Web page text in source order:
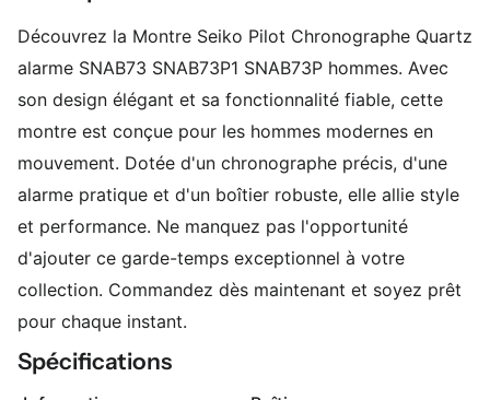
Découvrez la Montre Seiko Pilot Chronographe Quartz
alarme SNAB73 SNAB73P1 SNAB73P hommes. Avec
son design élégant et sa fonctionnalité fiable, cette
montre est conçue pour les hommes modernes en
mouvement. Dotée d'un chronographe précis, d'une
alarme pratique et d'un boîtier robuste, elle allie style
et performance. Ne manquez pas l'opportunité
d'ajouter ce garde-temps exceptionnel à votre
collection. Commandez dès maintenant et soyez prêt
pour chaque instant.
Spécifications